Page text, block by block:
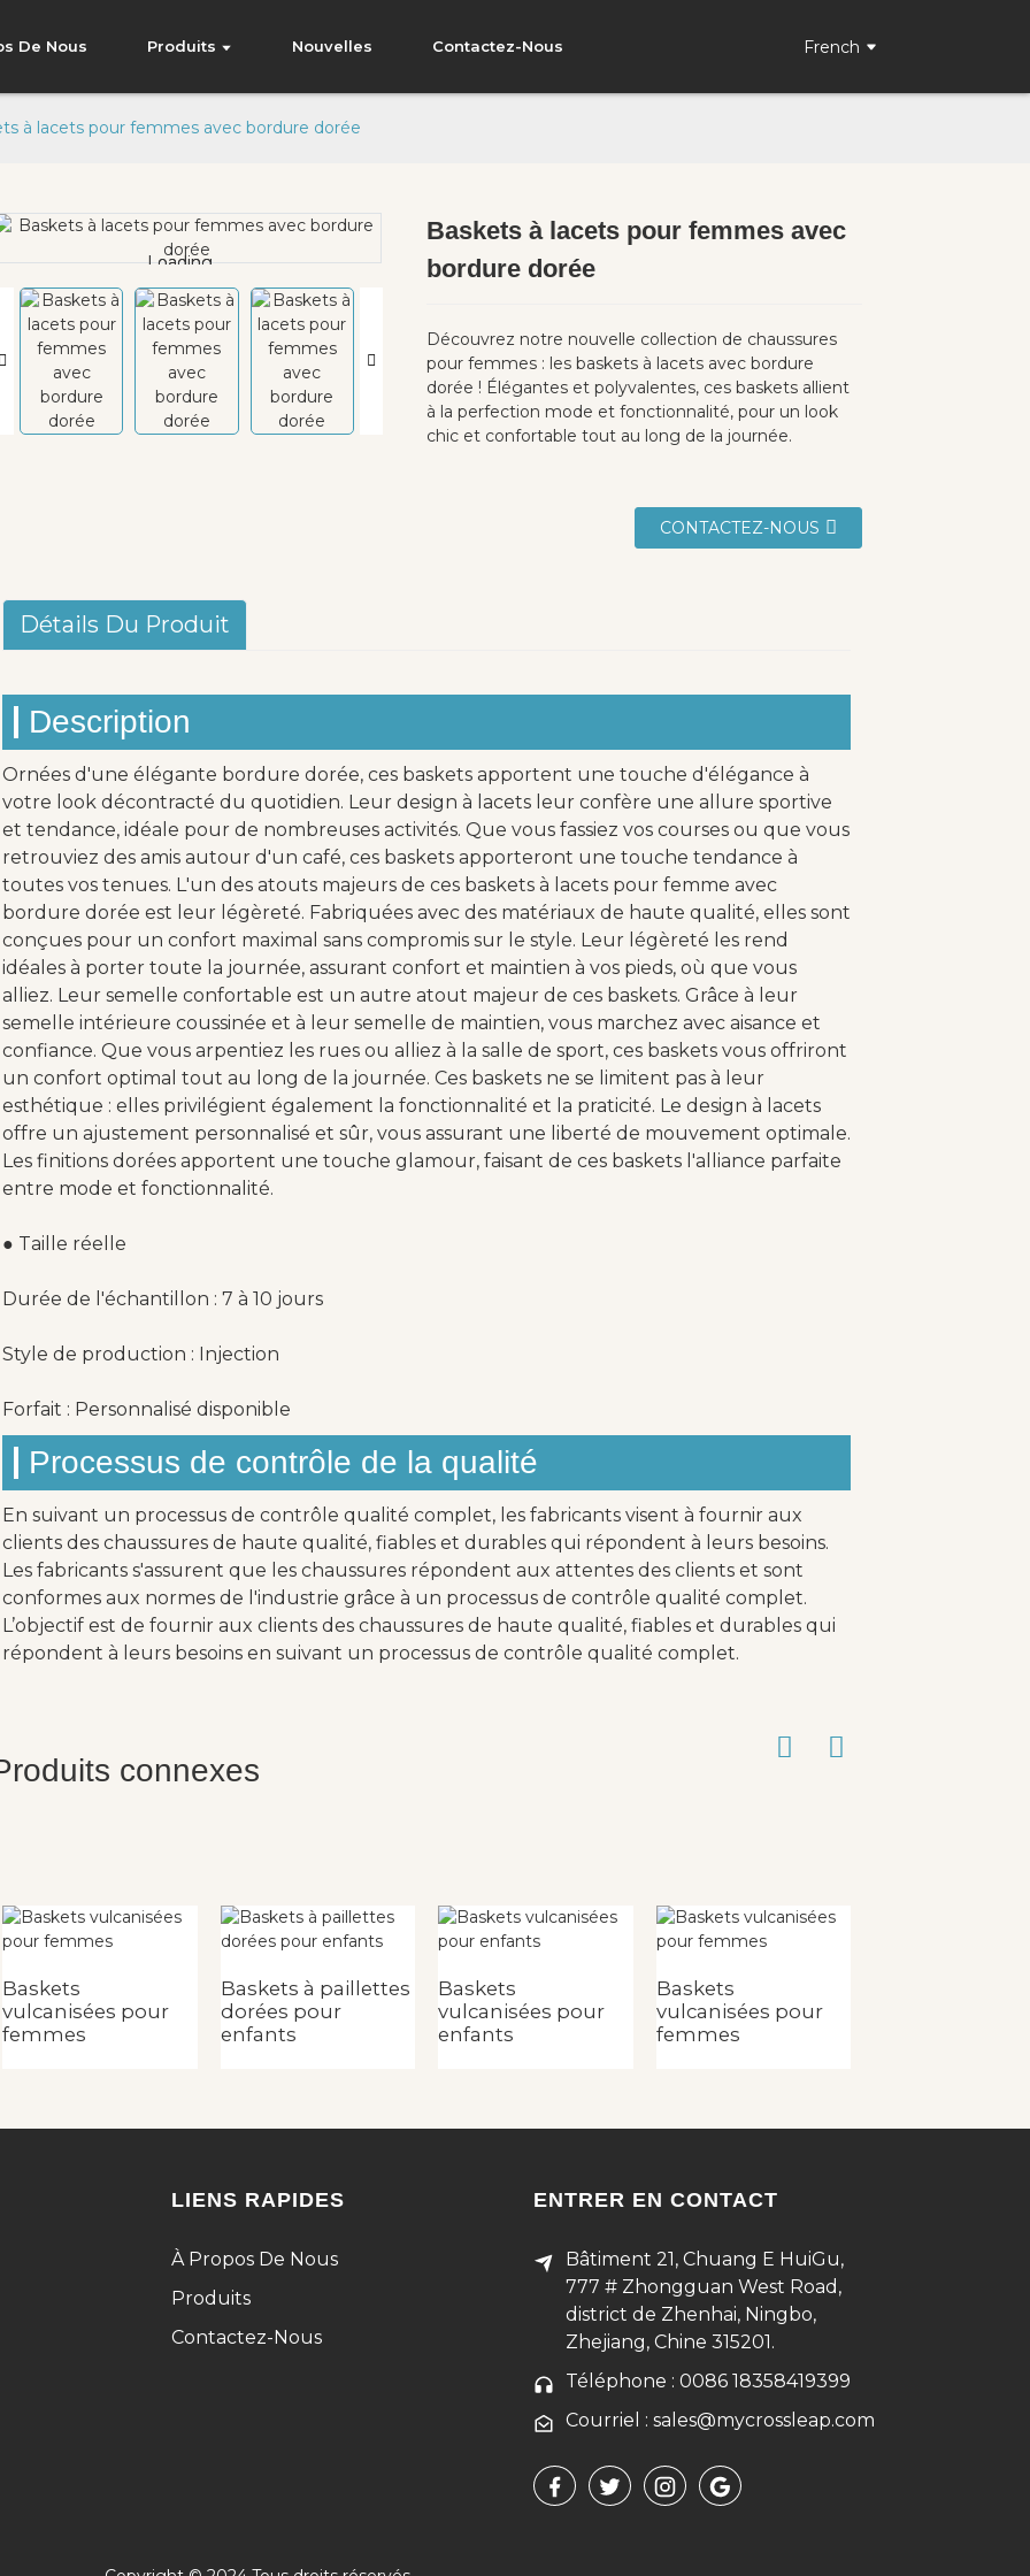
De Nous Produits Nouvelles Contactez-Nous French
à lacets pour femmes avec bordure dorée
Loading...
Loading... Loading...
Loading...
Baskets à lacets pour femmes avec
bordure dorée
Découvrez notre nouvelle collection de chaussures
pour femmes : les baskets à lacets avec bordure
dorée ! Élégantes et polyvalentes, ces baskets allient
à la perfection mode et fonctionnalité, pour un look
chic et confortable tout au long de la journée.
CONTACTEZ-NOUS
Détails Du Produit
Description
Ornées d'une élégante bordure dorée, ces baskets apportent une touche d'élégance à
votre look décontracté du quotidien. Leur design à lacets leur confère une allure sportive
et tendance, idéale pour de nombreuses activités. Que vous fassiez vos courses ou que vous
retrouviez des amis autour d'un café, ces baskets apporteront une touche tendance à
toutes vos tenues. L'un des atouts majeurs de ces baskets à lacets pour femme avec
bordure dorée est leur légèreté. Fabriquées avec des matériaux de haute qualité, elles sont
conçues pour un confort maximal sans compromis sur le style. Leur légèreté les rend
idéales à porter toute la journée, assurant confort et maintien à vos pieds, où que vous
alliez. Leur semelle confortable est un autre atout majeur de ces baskets. Grâce à leur
semelle intérieure coussinée et à leur semelle de maintien, vous marchez avec aisance et
confiance. Que vous arpentiez les rues ou alliez à la salle de sport, ces baskets vous offriront
un confort optimal tout au long de la journée. Ces baskets ne se limitent pas à leur
esthétique : elles privilégient également la fonctionnalité et la praticité. Le design à lacets
offre un ajustement personnalisé et sûr, vous assurant une liberté de mouvement optimale.
Les finitions dorées apportent une touche glamour, faisant de ces baskets l'alliance parfaite
entre mode et fonctionnalité.
● Taille réelle
Durée de l'échantillon : 7 à 10 jours
Style de production : Injection
Forfait : Personnalisé disponible
Processus de contrôle de la qualité
En suivant un processus de contrôle qualité complet, les fabricants visent à fournir aux
clients des chaussures de haute qualité, fiables et durables qui répondent à leurs besoins.
Les fabricants s'assurent que les chaussures répondent aux attentes des clients et sont
conformes aux normes de l'industrie grâce à un processus de contrôle qualité complet.
L’objectif est de fournir aux clients des chaussures de haute qualité, fiables et durables qui
répondent à leurs besoins en suivant un processus de contrôle qualité complet.
connexes
Baskets
vulcanisées pour
femmes
Baskets à paillettes
dorées pour
enfants
Baskets
vulcanisées pour
enfants
Baskets
vulcanisées pour
femmes
LIENS RAPIDES
À Propos De Nous
Produits
Contactez-Nous
ENTRER EN CONTACT
Bâtiment 21, Chuang E HuiGu,
777 # Zhongguan West Road,
district de Zhenhai, Ningbo,
Zhejiang, Chine 315201.
Téléphone : 0086 18358419399
Courriel : sales@mycrossleap.com